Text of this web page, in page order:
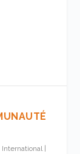
International|